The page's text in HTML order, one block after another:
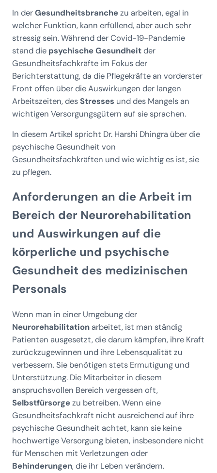
In derGesundheitsbranchezu arbeiten, egal in
welcher Funktion, kann erfüllend, aber auch sehr
stressig sein. Während der Covid-19-Pandemie
stand die psychische Gesundheitder
Gesundheitsfachkräfte im Fokus der
Berichterstattung, da die Pflegekräfte an vorderster
Front offen über die Auswirkungen der langen
Arbeitszeiten, des Stresses und des Mangels an
wichtigen Versorgungsgütern auf sie sprachen.
In diesem Artikel spricht Dr. Harshi Dhingra über die
psychische Gesundheit von
Gesundheitsfachkräften und wie wichtig es ist, sie
zu pflegen.
Anforderungen an die Arbeit im
Bereich der Neurorehabilitation
und Auswirkungen auf die
körperliche und psychische
Gesundheit des medizinischen
Personals
Wenn man in einer Umgebung der
Neurorehabilitationarbeitet, ist man ständig
Patienten ausgesetzt, die darum kämpfen, ihre Kraft
zurückzugewinnen und ihre Lebensqualität zu
verbessern. Sie benötigen stets Ermutigung und
Unterstützung. Die Mitarbeiter in diesem
anspruchsvollen Bereich vergessen oft,
Selbstfürsorgezu betreiben. Wenn eine
Gesundheitsfachkraft nicht ausreichend auf ihre
psychische Gesundheit achtet, kann sie keine
hochwertige Versorgung bieten, insbesondere nicht
für Menschen mit Verletzungen oder
Behinderungen, die ihr Leben verändern.